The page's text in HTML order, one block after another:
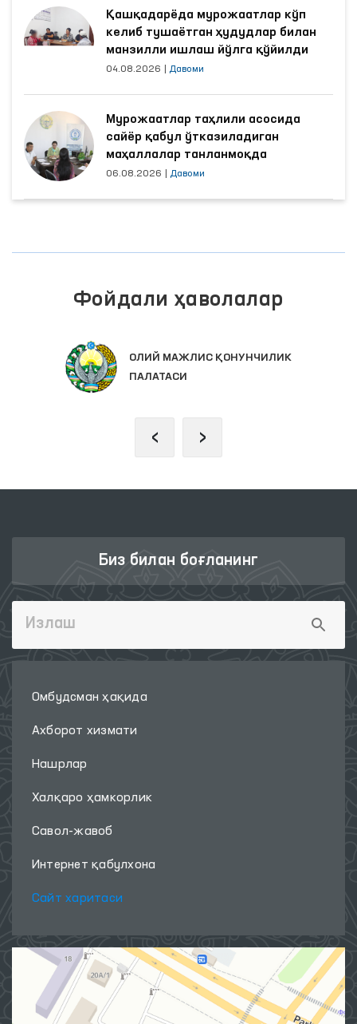
Қашқадарёда мурожаатлар кўп
келиб тушаётган ҳудудлар билан
манзилли ишлаш йўлга қўйилди
04.08.2026 Давоми
Мурожаатлар таҳлили асосида
сайёр қабул ўтказиладиган
маҳаллалар танланмоқда
06.08.2026 Давоми
Фойдали ҳаволалар
ИНТЕРАКТИВ ДАВЛАТ ХИЗМАТЛАРИ
ЯГОНА ПОРТАЛИ
‹ ›
Биз билан боғланинг
Омбудсман ҳақида
Ахборот хизмати
Нашрлар
Халқаро ҳамкорлик
Савол-жавоб
Интернет қабулхона
Сайт харитаси